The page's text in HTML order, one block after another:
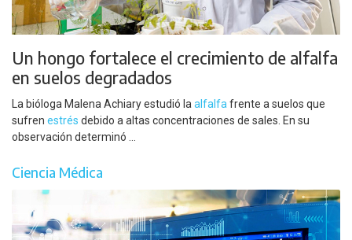
Un hongo fortalece el crecimiento de alfalfa
en suelos degradados
La bióloga Malena Achiary estudió la alfalfa frente a suelos que
sufren estrés debido a altas concentraciones de sales. En su
observación determinó ...
Ciencia Médica